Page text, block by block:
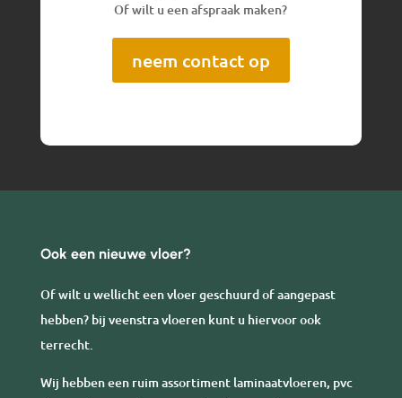
Of wilt u een afspraak maken?
neem contact op
Ook een nieuwe vloer?
Of wilt u wellicht een vloer geschuurd of aangepast
hebben? bij veenstra vloeren kunt u hiervoor ook
terrecht.
Wij hebben een ruim assortiment laminaatvloeren, pvc